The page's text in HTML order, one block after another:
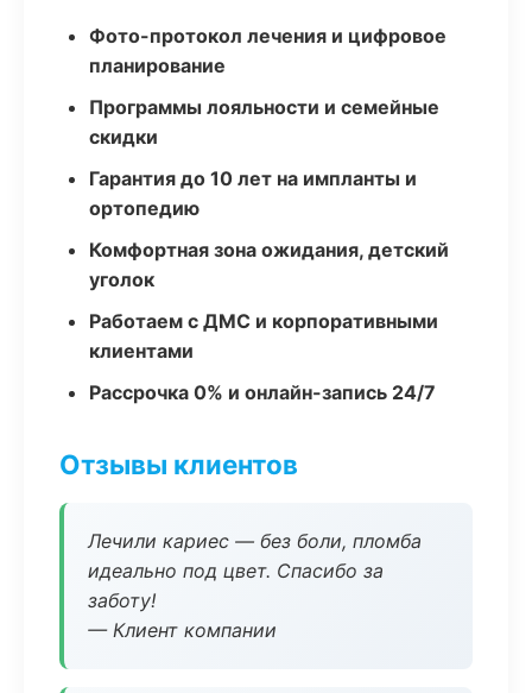
Фото-протокол лечения и цифровое
планирование
Программы лояльности и семейные
скидки
Гарантия до 10 лет на импланты и
ортопедию
Комфортная зона ожидания, детский
уголок
Работаем с ДМС и корпоративными
клиентами
Рассрочка 0% и онлайн-запись 24/7
Отзывы клиентов
Лечили кариес — без боли, пломба
идеально под цвет. Спасибо за
заботу!
— Клиент компании